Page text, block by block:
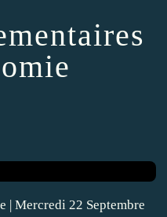
| Mercredi 22 Septembre